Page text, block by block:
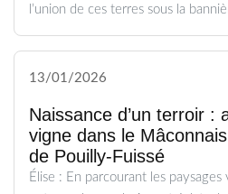
l’union de ces terres sous la
13/01/2026
Naissance d’un terroir :
vigne dans le
de Pouilly-Fuissé
Élise : En parcourant les